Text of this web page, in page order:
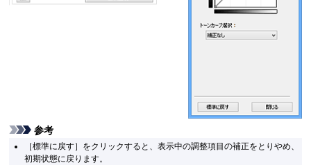
参考
［標準に戻す］をクリックすると、表示中の調整項目の補正をとりやめ、
初期状態に戻ります。